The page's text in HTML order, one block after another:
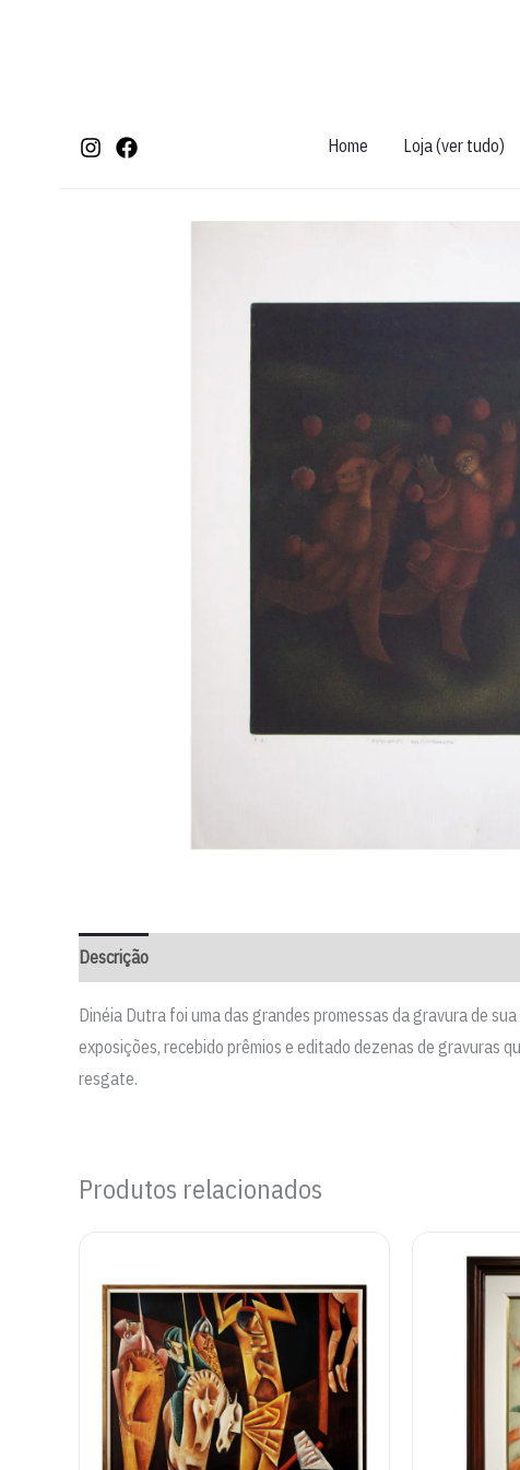
Home Loja (ver tudo)
Descrição
Dinéia Dutra foi uma das grandes promessas da gravura de
exposições, recebido prêmios e editado dezenas de gravuras
resgate.
Produtos relacionados